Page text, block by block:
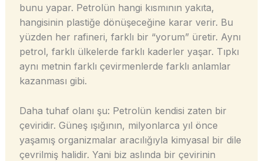
bunu yapar. Petrolün hangi kısmının yakıta,
hangisinin plastiğe dönüşeceğine karar verir. Bu
yüzden her rafineri, farklı bir “yorum” üretir. Aynı
petrol, farklı ülkelerde farklı kaderler yaşar. Tıpkı
aynı metnin farklı çevirmenlerde farklı anlamlar
kazanması gibi.
Daha tuhaf olanı şu: Petrolün kendisi zaten bir
çeviridir. Güneş ışığının, milyonlarca yıl önce
yaşamış organizmalar aracılığıyla kimyasal bir dile
çevrilmiş halidir. Yani biz aslında bir çevirinin